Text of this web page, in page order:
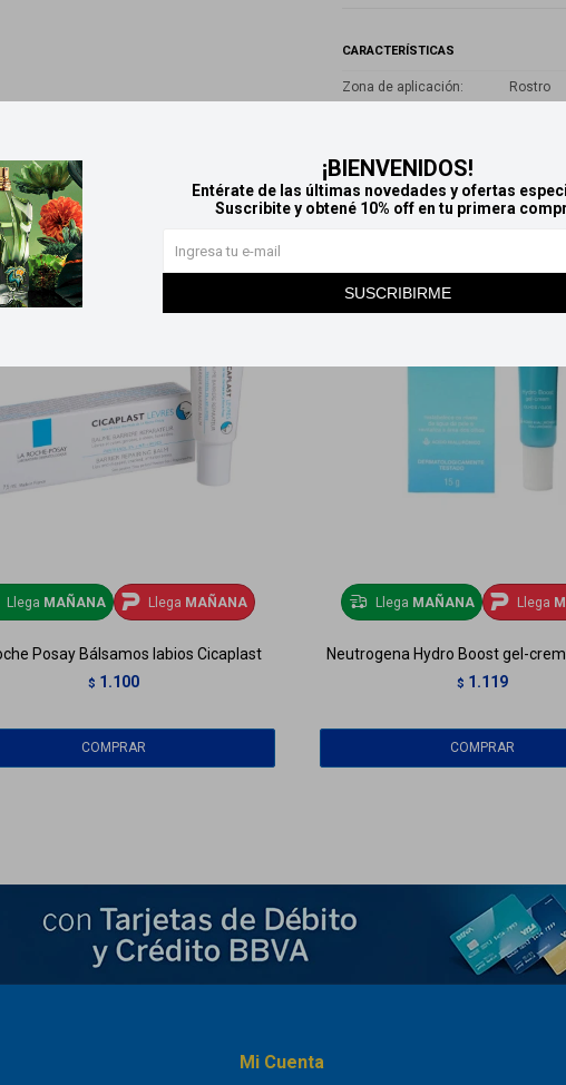
¡BIENVENIDOS!
Entérate de las últimas novedades y ofertas
Suscribite y obtené 10% off en tu primera
SUSCRIBIRME
CARACTERÍSTICAS
Zona de aplicación Rostro
Llega MAÑANA Llega MAÑANA
Posay Bálsamos labios Cicaplast
$ 1.100
Llega MAÑANA Llega
Neutrogena Hydro Boost gel-
$ 1.119
Mi Cuenta